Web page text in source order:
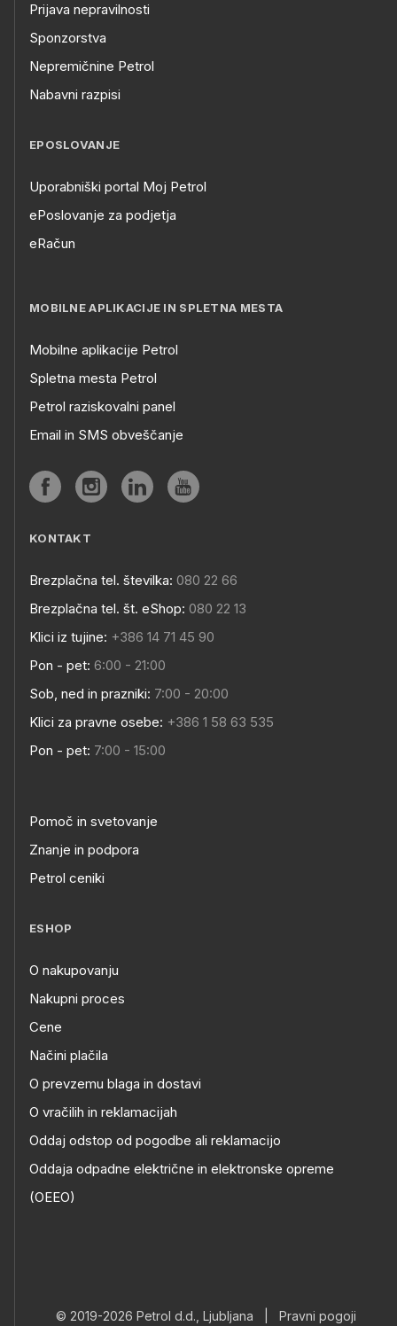
Prijava nepravilnosti
Sponzorstva
Nepremičnine Petrol
Nabavni razpisi
EPOSLOVANJE
Uporabniški portal Moj Petrol
ePoslovanje za podjetja
eRačun
MOBILNE APLIKACIJE IN SPLETNA MESTA
Mobilne aplikacije Petrol
Spletna mesta Petrol
Petrol raziskovalni panel
Email in SMS obveščanje
KONTAKT
Brezplačna tel. številka: 080 22 66
Brezplačna tel. št. eShop: 080 22 13
Klici iz tujine: +386 14 71 45 90
Pon - pet: 6:00 - 21:00
Sob, ned in prazniki: 7:00 - 20:00
Klici za pravne osebe: +386 1 58 63 535
Pon - pet: 7:00 - 15:00
Pomoč in svetovanje
Znanje in podpora
Petrol ceniki
ESHOP
O nakupovanju
Nakupni proces
Cene
Načini plačila
O prevzemu blaga in dostavi
O vračilih in reklamacijah
Oddaj odstop od pogodbe ali reklamacijo
Oddaja odpadne električne in elektronske opreme
(OEEO)
© 2019-2026 Petrol d.d., Ljubljana Pravni pogoji